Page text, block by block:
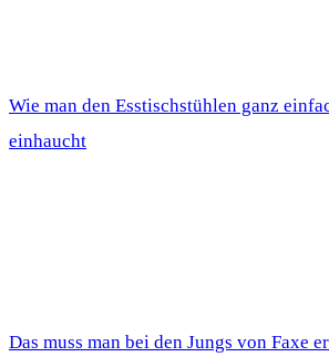
Wie man den Esstischstühlen ganz
einhaucht
Das muss man bei den Jungs von Faxe